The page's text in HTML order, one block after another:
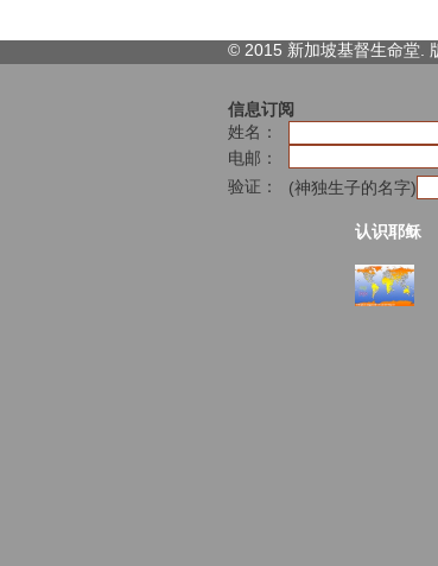
© 2015 新加坡基督生命堂.
信息订阅
姓名：
电邮：
验证：
(神独生子的名字)
认识耶稣